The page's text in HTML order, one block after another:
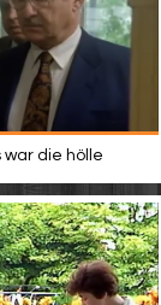
war die hölle